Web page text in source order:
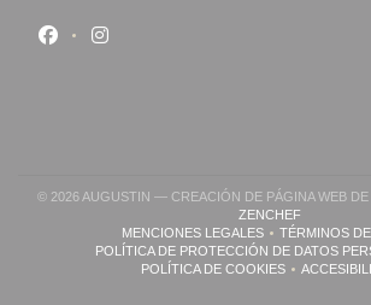
Facebook ((abre en una nueva
Instagram ((abre en una nueva
© 2026 AUGUSTIN — CREACIÓN DE PÁGINA WEB DE
ZENCHEF((ABRE EN
MENCIONES LEGALES((ABRE EN UNA NUEVA
TÉRMINOS
POLÍTICA DE PROTECCIÓN DE DATOS
((ABRE EN UNA
POLÍTICA DE COOKIES((ABRE EN UNA NUEVA